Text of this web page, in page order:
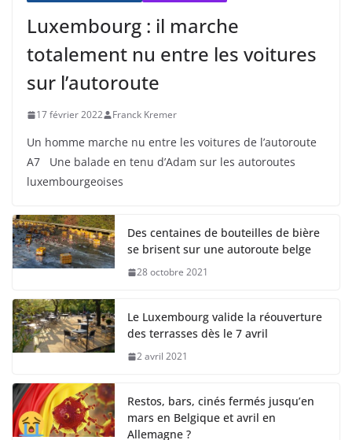
Luxembourg : il marche
totalement nu entre les voitures
sur l’autoroute
17 février 2022 Franck Kremer
Un homme marche nu entre les voitures de l’autoroute
A7 Une balade en tenu d’Adam sur les autoroutes
luxembourgeoises
Des centaines de bouteilles de bière
se brisent sur une autoroute belge
28 octobre 2021
Le Luxembourg valide la réouverture
des terrasses dès le 7 avril
2 avril 2021
Restos, bars, cinés fermés jusqu’en
mars en Belgique et avril en
Allemagne ?